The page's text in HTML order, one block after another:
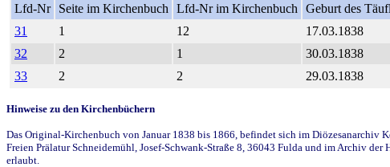
Lfd-Nr
Seite im Kirchenbuch Lfd-Nr im Kirchenbuch Geburt des
31
1 12 17.03.1838
32
2 1 30.03.1838
33
2 2 29.03.1838
Hinweise zu den Kirchenbüchern
Das Original-Kirchenbuch von Januar 1838 bis 1866, befindet sich im
Freien Prälatur Schneidemühl, Josef-Schwank-Straße 8, 36043 Fulda und im Archiv
erlaubt.